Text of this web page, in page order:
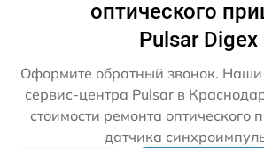
оптического
Pulsar Digex
Оформите обратный звонок. Наши
сервис-центра Pulsar в
стоимости ремонта оптического
датчика